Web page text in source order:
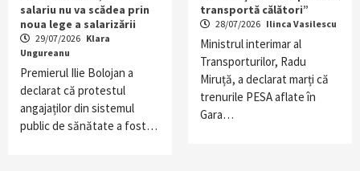
salariu nu va scădea prin
noua lege a salarizării
29/07/2026 Klara
Ungureanu
Premierul Ilie Bolojan a
declarat că protestul
angajaților din sistemul
public de sănătate a fost…
transportă călători”
28/07/2026 Ilinca Vasilescu
Ministrul interimar al
Transporturilor, Radu
Miruță, a declarat marți că
trenurile PESA aflate în
Gara…